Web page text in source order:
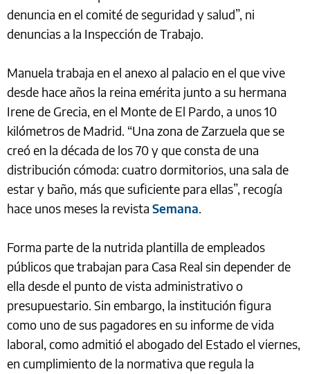
denuncia en el comité de seguridad y salud”, ni
denuncias a la Inspección de Trabajo.
Manuela trabaja en el anexo al palacio en el que vive
desde hace años la reina emérita junto a su hermana
Irene de Grecia, en el Monte de El Pardo, a unos 10
kilómetros de Madrid. “Una zona de Zarzuela que se
creó en la década de los 70 y que consta de una
distribución cómoda: cuatro dormitorios, una sala de
estar y baño, más que suficiente para ellas”, recogía
hace unos meses la revista Semana.
Forma parte de la nutrida plantilla de empleados
públicos que trabajan para Casa Real sin depender de
ella desde el punto de vista administrativo o
presupuestario. Sin embargo, la institución figura
como uno de sus pagadores en su informe de vida
laboral, como admitió el abogado del Estado el viernes,
en cumplimiento de la normativa que regula la